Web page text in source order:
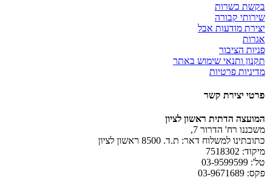
בקשת כשרות
שירותי קבורה
יצירת מודעות אבל
אגרות
פניות הציבור
תקנון ותנאי שימוש באתר
מדיניות פרטיות
פרטי יצירת קשר
המועצה הדתית ראשון לציון
משכננו רח' הדרור 7,
כתובתינו למשלוח דאר: ת.ד. 8500 ראשון לציון
מיקוד: 7518302
טל': 03-9599599
פקס: 03-9671689